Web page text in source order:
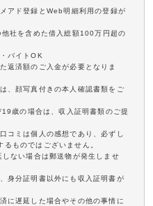
アド登録とWeb明細利用の登録が
社を含めた借入総額100万円超の
バイトOK
返済額のご入金が必要となりま
、顔写真付きの本人確認書類をご
歳の場合は、収入証明書類のご提
コミは個人の感想であり、必ずし
ものではございません。
ない場合は郵送物が発生しませ
身分証明書以外にも収入証明書が
に遅延した場合やその他の事情に